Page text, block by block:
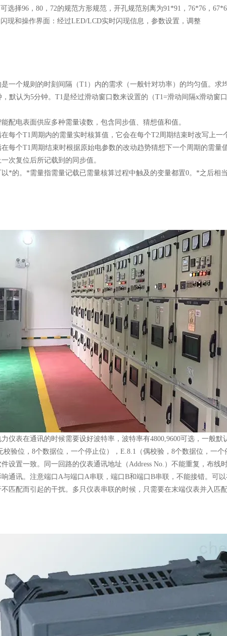
选择96，80，72的规范方形规范，开孔规范别离为91*91，76*76，
现和操作界面：经过LED/LCD实时闪现信息，参数设置，调整
一个规则的时刻间隔（T1）内的需求（一般针对功率）的均匀值。
，默认为5分钟。T1是经过滑动窗口数来设置的（T1=滑动间隔x滑动窗
配电表面供应多种需量读数，包含同步值、猜想值和值。
每个T1周期内的需量实时核算值，它会在每个T2周期结束时改写上一
每个T1周期结束时根据原始电参数的改动趋势猜想下一个周期的需量
次复位后所记载到的同步值。
*的。*需量指需量记载已需量核算过程中触及的变量都置0。*之后相
仪表在通讯的时候需要设好波特率，波特率有4800,9600可选，一般
校验位，8个数据位，一个停止位），E.8.1（偶校验，8个数据位，一
设置一致。同一回路的仪表通讯地址（Address No.）不能重复，布
通讯。注意端口A与端口A串联，端口B和端口B串联，不能接错。可
匹配而引起的干扰。多只仪表串联的时候，只需要在末端仪表并入匹